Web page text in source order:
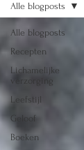
Alle blogposts
Recepten
Lichamelijke
verzorging
Leefstijl
Geloof
Boeken
Alle blogposts